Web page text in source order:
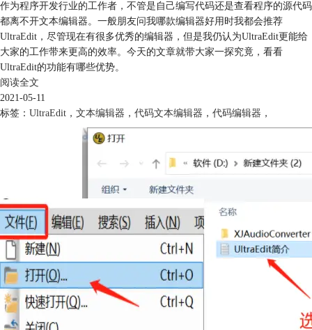
作为程序开发行业的工作者，不管是自己编写代码还是查看程序的源代码
都离不开文本编辑器。一般朋友问我哪款编辑器好用时我都会推荐
UltraEdit，尽管现在有很多优秀的编辑器，但是我仍认为UltraEdit更能给
大家的工作带来更高的效率。今天的文章就带大家一探究竟，看看
UltraEdit的功能有哪些优势。
阅读全文
2021-05-11
标签： UltraEdit ， 文本编辑器 ， 代码文本编辑器 ， 代码编辑器 ，